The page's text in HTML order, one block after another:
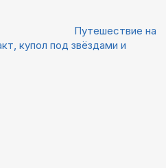
Путешествие на
купол под звёздами и